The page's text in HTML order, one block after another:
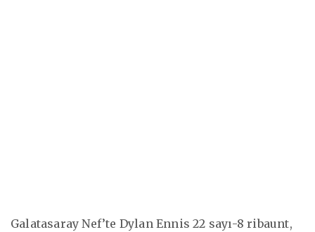
Galatasaray Nef’te Dylan Ennis 22 sayı-8 ribaunt,